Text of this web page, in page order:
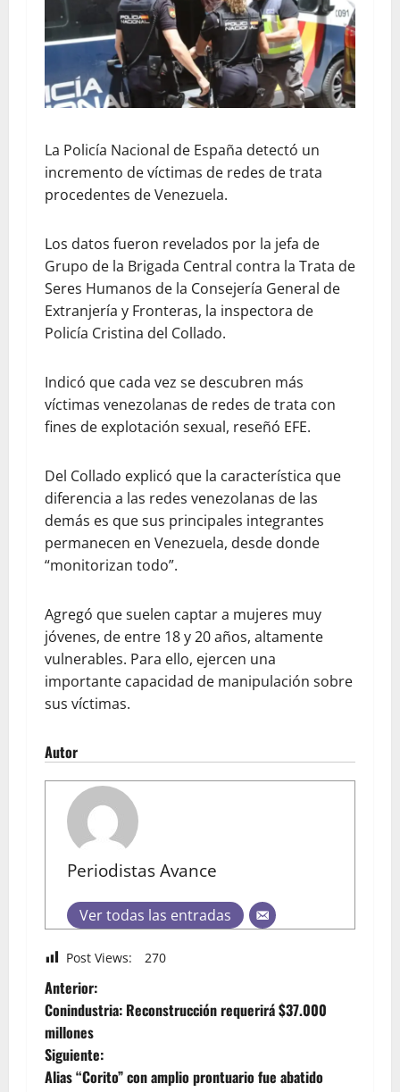
La Policía Nacional de España detectó un
incremento de víctimas de redes de trata
procedentes de Venezuela.
Los datos fueron revelados por la jefa de
Grupo de la Brigada Central contra la Trata de
Seres Humanos de la Consejería General de
Extranjería y Fronteras, la inspectora de
Policía Cristina del Collado.
Indicó que cada vez se descubren más
víctimas venezolanas de redes de trata con
fines de explotación sexual, reseñó EFE.
Del Collado explicó que la característica que
diferencia a las redes venezolanas de las
demás es que sus principales integrantes
permanecen en Venezuela, desde donde
“monitorizan todo”.
Agregó que suelen captar a mujeres muy
jóvenes, de entre 18 y 20 años, altamente
vulnerables. Para ello, ejercen una
importante capacidad de manipulación sobre
sus víctimas.
Autor
Periodistas Avance
Ver todas las entradas
Post Views: 270
Anterior:
Conindustria: Reconstrucción requerirá $37.000
millones
Siguiente:
Alias “Corito” con amplio prontuario fue abatido